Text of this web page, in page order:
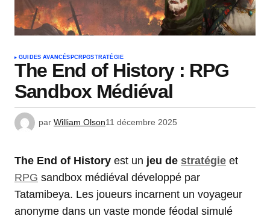
GUIDES AVANCÉS PC RPGSTRATÉGIE
The End of History : RPG
Sandbox Médiéval
par William Olson11 décembre 2025
The End of History est un jeu de stratégie et
RPG sandbox médiéval développé par
Tatamibeya. Les joueurs incarnent un voyageur
anonyme dans un vaste monde féodal simulé